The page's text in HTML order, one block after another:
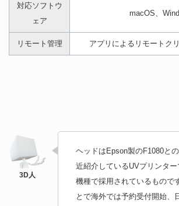
対応ソフトウ
ェア
macOS、
リモート管理 アプリによるリモートク
ヘッドはEpson製のF1080と
近紹介しているUVプリンタ
機種で採用されているもので
とで海外では予約受付開始、